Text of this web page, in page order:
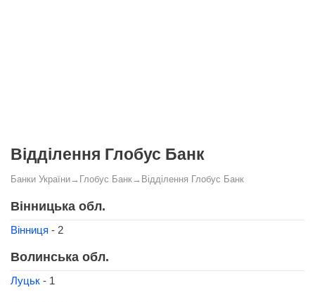
Відділення Глобус Банк
Банки України→ Глобус Банк→ Відділення Глобус Банк
Вінницька обл.
Вінниця - 2
Волинська обл.
Луцьк - 1